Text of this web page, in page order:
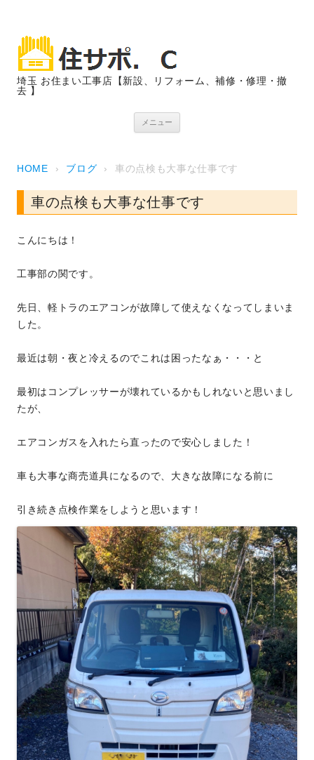
埼玉 お住まい工事店【新設、リフォーム、補修・修理・撤
去 】
メニュー
HOME › ブログ › 車の点検も大事な仕事です
車の点検も大事な仕事です
こんにちは！
工事部の関です。
先日、軽トラのエアコンが故障して使えなくなってしまいま
した。
最近は朝・夜と冷えるのでこれは困ったなぁ・・・と
最初はコンプレッサーが壊れているかもしれないと思いまし
たが、
エアコンガスを入れたら直ったので安心しました！
車も大事な商売道具になるので、大きな故障になる前に
引き続き点検作業をしようと思います！